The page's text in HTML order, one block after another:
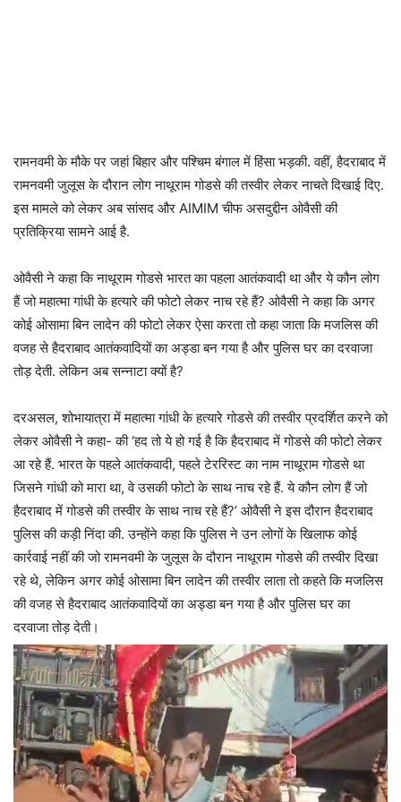
रामनवमी के मौके पर जहां बिहार और पश्चिम बंगाल में हिंसा भड़की. वहीं, हैदराबाद में
रामनवमी जुलूस के दौरान लोग नाथूराम गोडसे की तस्वीर लेकर नाचते दिखाई दिए.
इस मामले को लेकर अब सांसद और AIMIM चीफ असदुद्दीन ओवैसी की
प्रतिक्रिया सामने आई है.
ओवैसी ने कहा कि नाथूराम गोडसे भारत का पहला आतंकवादी था और ये कौन लोग
हैं जो महात्मा गांधी के हत्यारे की फोटो लेकर नाच रहे हैं? ओवैसी ने कहा कि अगर
कोई ओसामा बिन लादेन की फोटो लेकर ऐसा करता तो कहा जाता कि मजलिस की
वजह से हैदराबाद आतंकवादियों का अड्डा बन गया है और पुलिस घर का दरवाजा
तोड़ देती. लेकिन अब सन्नाटा क्यों है?
दरअसल, शोभायात्रा में महात्मा गांधी के हत्यारे गोडसे की तस्वीर प्रदर्शित करने को
लेकर ओवैसी ने कहा- की ‘हद तो ये हो गई है कि हैदराबाद में गोडसे की फोटो लेकर
आ रहे हैं. भारत के पहले आतंकवादी, पहले टेररिस्ट का नाम नाथूराम गोडसे था
जिसने गांधी को मारा था, वे उसकी फोटो के साथ नाच रहे हैं. ये कौन लोग हैं जो
हैदराबाद में गोडसे की तस्वीर के साथ नाच रहे हैं?’ ओवैसी ने इस दौरान हैदराबाद
पुलिस की कड़ी निंदा की. उन्होंने कहा कि पुलिस ने उन लोगों के खिलाफ कोई
कार्रवाई नहीं की जो रामनवमी के जुलूस के दौरान नाथूराम गोडसे की तस्वीर दिखा
रहे थे, लेकिन अगर कोई ओसामा बिन लादेन की तस्वीर लाता तो कहते कि मजलिस
की वजह से हैदराबाद आतंकवादियों का अड्डा बन गया है और पुलिस घर का
दरवाजा तोड़ देती।